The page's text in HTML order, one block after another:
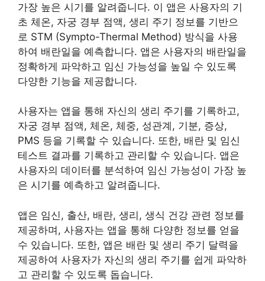
가장 높은 시기를 알려줍니다. 이 앱은 사용자의 기
초 체온, 자궁 경부 점액, 생리 주기 정보를 기반으
로 STM (Sympto-Thermal Method) 방식을 사용
하여 배란일을 예측합니다. 앱은 사용자의 배란일을
정확하게 파악하고 임신 가능성을 높일 수 있도록
다양한 기능을 제공합니다.
사용자는 앱을 통해 자신의 생리 주기를 기록하고,
자궁 경부 점액, 체온, 체중, 성관계, 기분, 증상,
PMS 등을 기록할 수 있습니다. 또한, 배란 및 임신
테스트 결과를 기록하고 관리할 수 있습니다. 앱은
사용자의 데이터를 분석하여 임신 가능성이 가장 높
은 시기를 예측하고 알려줍니다.
앱은 임신, 출산, 배란, 생리, 생식 건강 관련 정보를
제공하며, 사용자는 앱을 통해 다양한 정보를 얻을
수 있습니다. 또한, 앱은 배란 및 생리 주기 달력을
제공하여 사용자가 자신의 생리 주기를 쉽게 파악하
고 관리할 수 있도록 돕습니다.